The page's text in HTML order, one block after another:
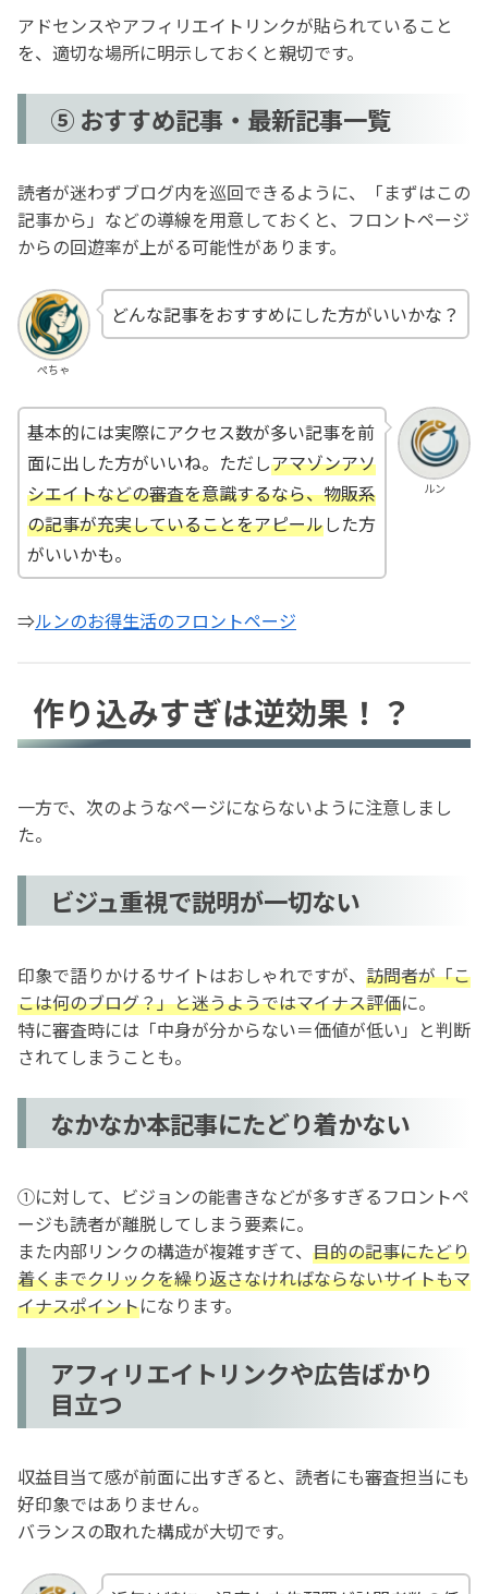
アドセンスやアフィリエイトリンクが貼られていること
を、適切な場所に明示しておくと親切です。
⑤ おすすめ記事・最新記事一覧
読者が迷わずブログ内を巡回できるように、「まずはこの
記事から」などの導線を用意しておくと、フロントページ
からの回遊率が上がる可能性があります。
ぺちゃ
どんな記事をおすすめにした方がいいかな？
ルン
基本的には実際にアクセス数が多い記事を前
面に出した方がいいね。ただしアマゾンアソ
シエイトなどの審査を意識するなら、物販系
の記事が充実していることをアピールした方
がいいかも。
⇒ルンのお得生活のフロントページ
作り込みすぎは逆効果！？
一方で、次のようなページにならないように注意しまし
た。
ビジュ重視で説明が一切ない
印象で語りかけるサイトはおしゃれですが、 訪問者が「こ
こは何のブログ？」と迷うようではマイナス評価に。
特に審査時には「中身が分からない＝価値が低い」と判断
されてしまうことも。
なかなか本記事にたどり着かない
①に対して、ビジョンの能書きなどが多すぎるフロントペ
ージも読者が離脱してしまう要素に。
また内部リンクの構造が複雑すぎて、 目的の記事にたどり
着くまでクリックを繰り返さなければならないサイトもマ
イナスポイントになります。
アフィリエイトリンクや広告ばかり
目立つ
収益目当て感が前面に出すぎると、読者にも審査担当にも
好印象ではありません。
バランスの取れた構成が大切です。